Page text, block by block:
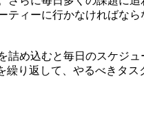
ィーに行かなければな
め込むと毎日のスケジ
り返して、やるべきタ